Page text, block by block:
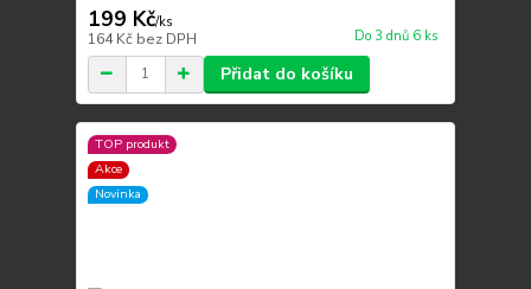
199 Kč/ks
164 Kč bez DPH Do 3 dnů 6 ks
Přidat do košíku
TOP produkt
Akce
Novinka